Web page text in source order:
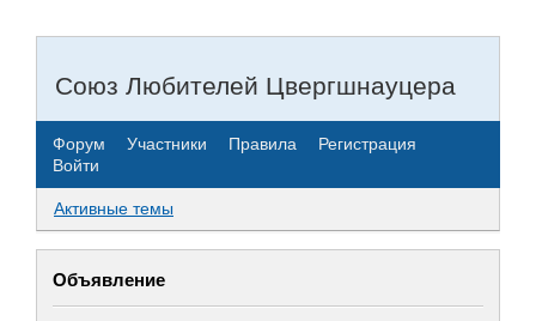
Союз Любителей Цвергшнауцера
Форум Участники Правила
Регистрация
Войти
Активные темы
Объявление